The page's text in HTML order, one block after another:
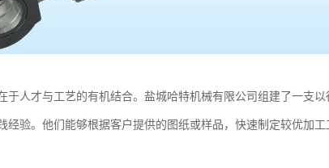
于人才与工艺的有机结合。盐城哈特机械有限公司组建了一支
经验。他们能够根据客户提供的图纸或样品，快速制定较优加